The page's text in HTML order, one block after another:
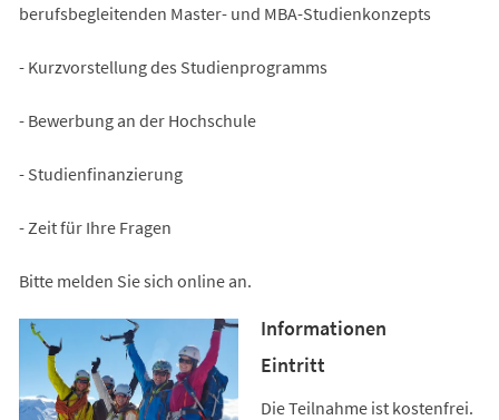
berufsbegleitenden Master- und MBA-Studienkonzepts
- Kurzvorstellung des Studienprogramms
- Bewerbung an der Hochschule
- Studienfinanzierung
- Zeit für Ihre Fragen
Bitte melden Sie sich online an.
Informationen
Eintritt
Die Teilnahme ist kostenfrei.